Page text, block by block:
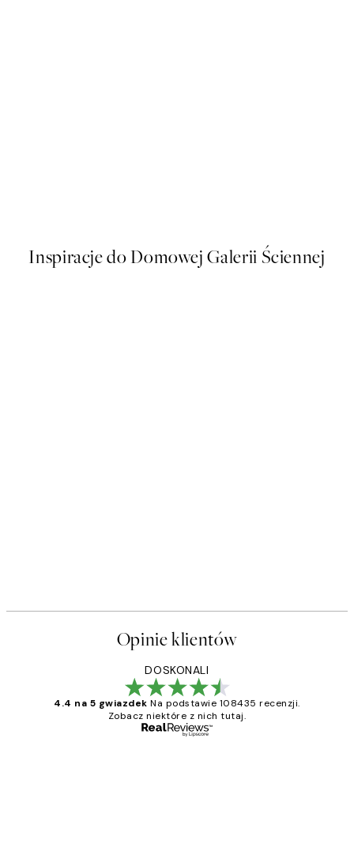
Inspiracje do Domowej Galerii Ściennej
Opinie klientów
DOSKONALI
4.4 na 5 gwiazdek Na podstawie 108435 recenzji.
Zobacz niektóre z nich tutaj.